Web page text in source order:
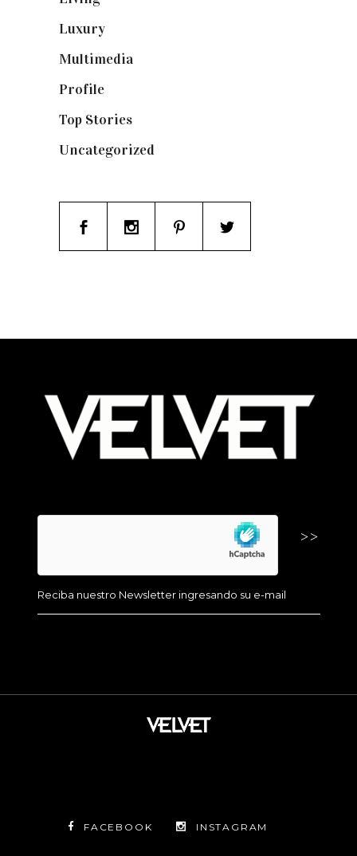
Luxury
Multimedia
Profile
Top Stories
Uncategorized
FACEBOOK INSTAGRAM